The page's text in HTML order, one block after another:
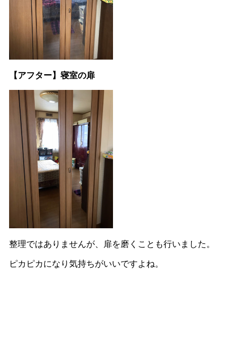
【アフター】寝室の扉
整理ではありませんが、扉を磨くことも行いました。
ピカピカになり気持ちがいいですよね。